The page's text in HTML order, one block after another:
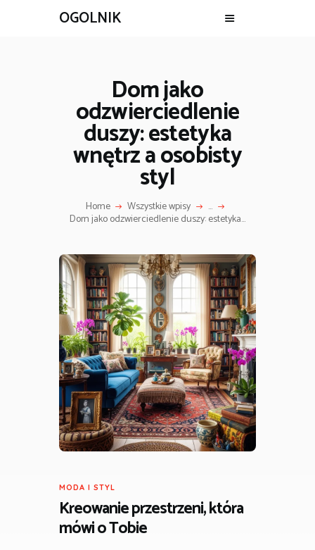
OGOLNIK
Dom jako
odzwierciedlenie
duszy: estetyka
wnętrz a osobisty
styl
Home Wszystkie wpisy ...
Dom jako odzwierciedlenie duszy: estetyka...
MODA I STYL
Kreowanie przestrzeni, która
mówi o Tobie